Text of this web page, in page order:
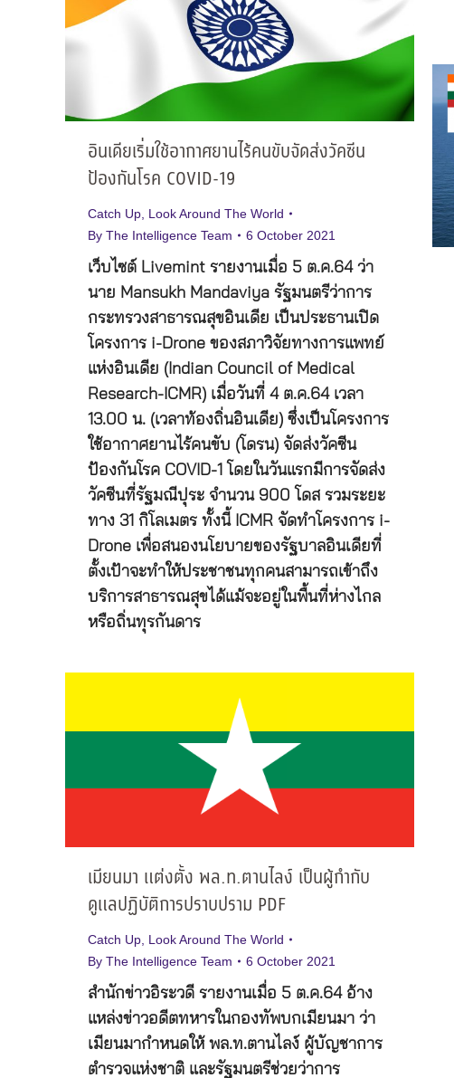
อินเดียเริ่มใช้อากาศยานไร้คนขับจัดส่งวัคซีน
ป้องกันโรค COVID-19
Catch Up, Look Around The World
By The Intelligence Team 6 October 2021
เว็บไซต์ Livemint รายงานเมื่อ 5 ต.ค.64 ว่า
นาย Mansukh Mandaviya รัฐมนตรีว่าการ
กระทรวงสาธารณสุขอินเดีย เป็นประธานเปิด
โครงการ i-Drone ของสภาวิจัยทางการแพทย์
แห่งอินเดีย (Indian Council of Medical
Research-ICMR) เมื่อวันที่ 4 ต.ค.64 เวลา
13.00 น. (เวลาท้องถิ่นอินเดีย) ซึ่งเป็นโครงการ
ใช้อากาศยานไร้คนขับ (โดรน) จัดส่งวัคซีน
ป้องกันโรค COVID-1 โดยในวันแรกมีการจัดส่ง
วัคซีนที่รัฐมณีปุระ จำนวน 900 โดส รวมระยะ
ทาง 31 กิโลเมตร ทั้งนี้ ICMR จัดทำโครงการ i-
Drone เพื่อสนองนโยบายของรัฐบาลอินเดียที่
ตั้งเป้าจะทำให้ประชาชนทุกคนสามารถเข้าถึง
บริการสาธารณสุขได้แม้จะอยู่ในพื้นที่ห่างไกล
หรือถิ่นทุรกันดาร
เมียนมา แต่งตั้ง พล.ท.ตานไลง์ เป็นผู้กำกับ
ดูแลปฏิบัติการปราบปราม PDF
Catch Up Look Around The World
By The Intelligence Team 6 October 2021
สำนักข่าวอิระวดี รายงานเมื่อ 5 ต.ค.64 อ้าง
แหล่งข่าวอดีตทหารในกองทัพบกเมียนมา ว่า
เมียนมากำหนดให้ พล.ท.ตานไลง์ ผู้บัญชาการ
ตำรวจแห่งชาติ และรัฐมนตรีช่วยว่าการ